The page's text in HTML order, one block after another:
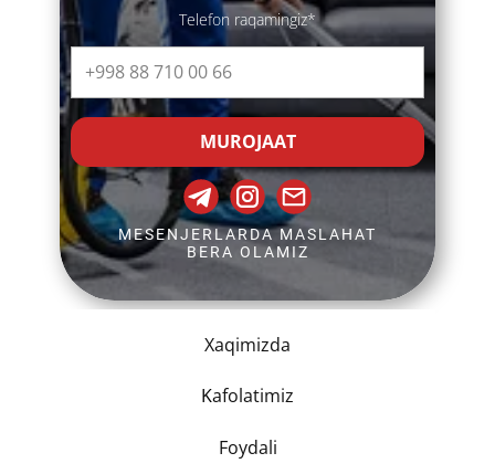
Telefon raqamingiz*
MUROJAAT
MESENJERLARDA MASLAHAT
BERA OLAMIZ
Xaqimizda
Kafolatimiz
Foydali